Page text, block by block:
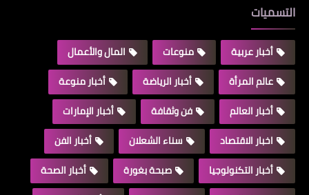
التسميات
أخبار عربية منوعات
المال والأعمال
عالم المرأة
أخبار الرياضة
أخبار منوعة
أخبار العالم
فن وثقافة
أخبار الإمارات
اخبار الاقتصاد
سناء الشعلان
أخبار الفن
أخبار التكنولوجيا
صبحة بغورة
أخبار الصحة